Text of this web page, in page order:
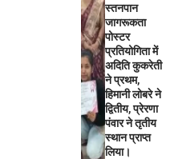
स्तनपान
जागरूकता
पोस्टर
प्रतियोगिता में
अदिति कुकरेती
ने प्रथम,
हिमानी लोबरे ने
द्वितीय, प्रेरणा
पंवार ने तृतीय
स्थान प्राप्त
लिया।